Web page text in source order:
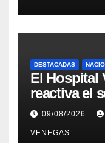
DESTACADAS
El Hospital
reactiva el
beneficiar
09/08/2026
VENEGAS